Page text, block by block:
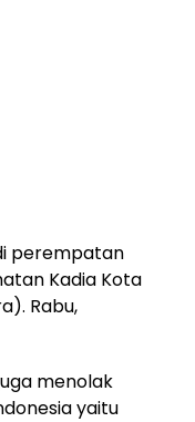
perempatan
Kadia Kota
Rabu,
menolak
yaitu